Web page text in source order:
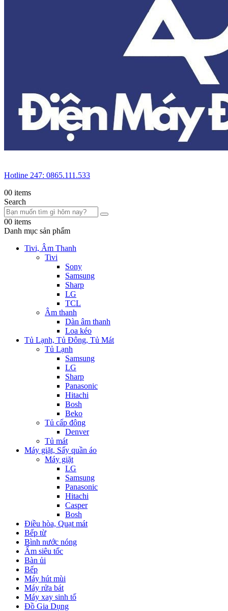
Hotline 247: 0865.111.533
00 items
Search
00 items
Danh mục sản phẩm
Tivi, Âm Thanh
Tivi
Sony
Samsung
Sharp
LG
TCL
Âm thanh
Dàn âm thanh
Loa kéo
Tủ Lạnh, Tủ Đông, Tủ Mát
Tủ Lạnh
Samsung
LG
Sharp
Panasonic
Hitachi
Bosh
Beko
Tủ cấp đông
Denver
Tủ mát
Máy giặt, Sấy quần áo
Máy giặt
LG
Samsung
Panasonic
Hitachi
Casper
Bosh
Điều hòa, Quạt mát
Bếp từ
Bình nước nóng
Ấm siêu tốc
Bàn ủi
Bếp
Máy hút mùi
Máy rửa bát
Máy xay sinh tố
Đồ Gia Dụng